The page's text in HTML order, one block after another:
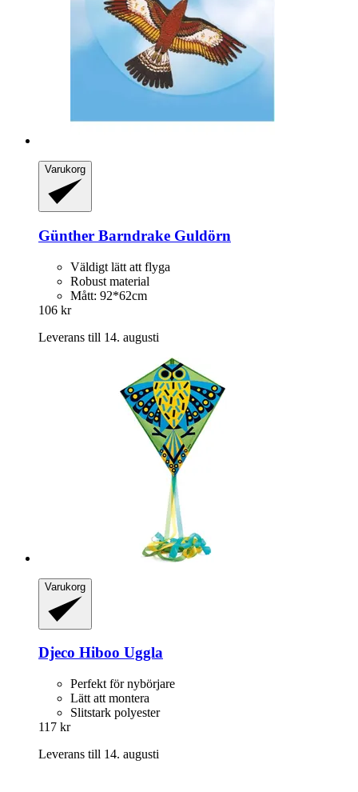
Varukorg
Günther Barndrake Guldörn
Väldigt lätt att flyga
Robust material
Mått: 92*62cm
106 kr
Leverans till 14. augusti
Varukorg
Djeco Hiboo Uggla
Perfekt för nybörjare
Lätt att montera
Slitstark polyester
117 kr
Leverans till 14. augusti